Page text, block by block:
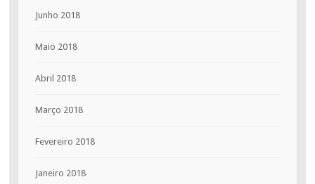
Junho 2018
Maio 2018
Abril 2018
Março 2018
Fevereiro 2018
Janeiro 2018